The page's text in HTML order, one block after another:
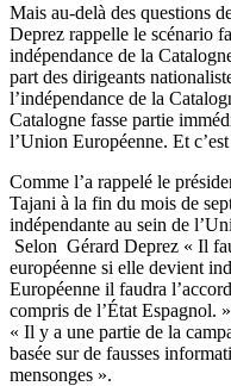
Mais au-delà des questions
Deprez rappelle le scénario
indépendance de la
part des dirigeants
l’indépendance de la
Catalogne fasse partie
l’Union Européenne. Et
Comme l’a rappelé le
Tajani à la fin du mois de
indépendante au sein de
Selon Gérard Deprez « Il
européenne si elle devient
Européenne il faudra
compris de l’État Espagnol.
« Il y a une partie de la
basée sur de fausses
mensonges ».